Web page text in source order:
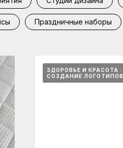
Праздничные наборы
ЗДОРОВЬЕ И КРАСОТА
СОЗДАНИЕ ЛОГОТИПОВ